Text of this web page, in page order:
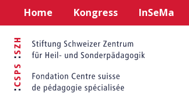
Home Kongress InSeMa